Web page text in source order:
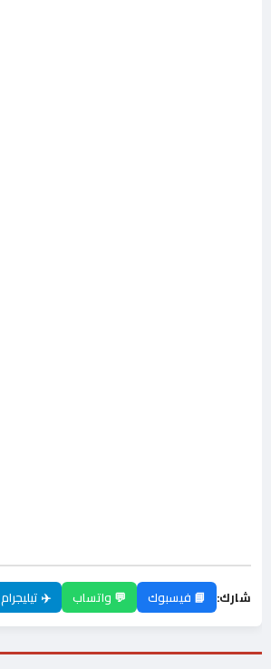
شارك: 📘 فيسبوك 💬 واتساب ✈️ تيليجرام